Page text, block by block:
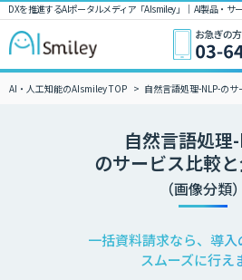
DXを推進するAIポータルメディア「AIsmiley」｜ AI製品・サ
AI・人工知能のAIsmiley TOP 自然言語処理-NLP-のサ
自然言語処理
のサービス比較
（画像分類）
一括資料請求なら、導
スムーズに行え